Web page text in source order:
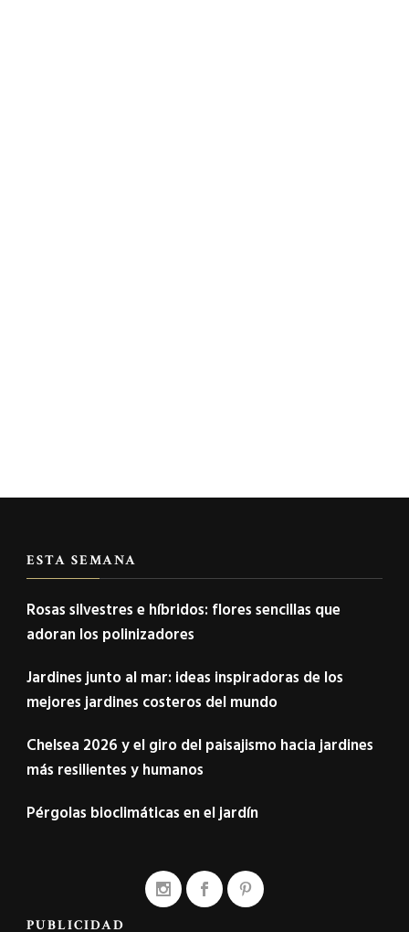
ESTA SEMANA
Rosas silvestres e híbridos: flores sencillas que
adoran los polinizadores
Jardines junto al mar: ideas inspiradoras de los
mejores jardines costeros del mundo
Chelsea 2026 y el giro del paisajismo hacia jardines
más resilientes y humanos
Pérgolas bioclimáticas en el jardín
PUBLICIDAD